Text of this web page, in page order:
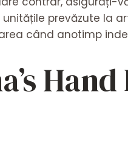
prevăzute la
când anotimp